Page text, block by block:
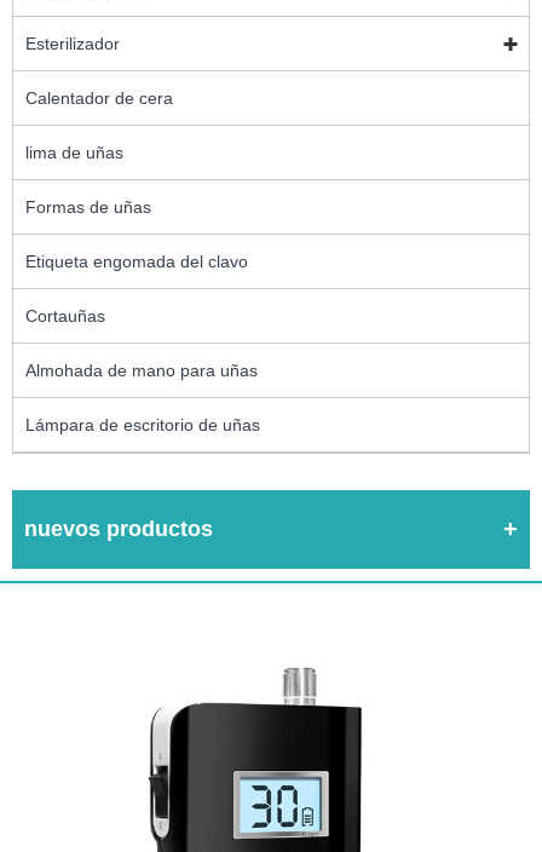
Esterilizador
Calentador de cera
lima de uñas
Formas de uñas
Etiqueta engomada del clavo
Cortauñas
Almohada de mano para uñas
Lámpara de escritorio de uñas
nuevos productos